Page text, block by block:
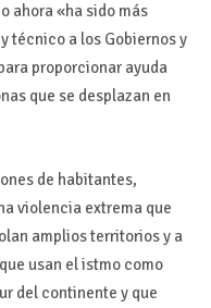
ahora «ha sido más
técnico a los Gobiernos y
proporcionar ayuda
que se desplazan en
de habitantes,
violencia extrema que
amplios territorios y a
usan el istmo como
del continente y que